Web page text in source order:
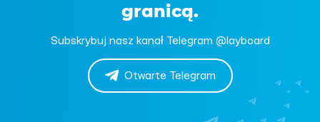
granicą.
Subskrybuj nasz kanał Telegram @layboard
Otwarte Telegram